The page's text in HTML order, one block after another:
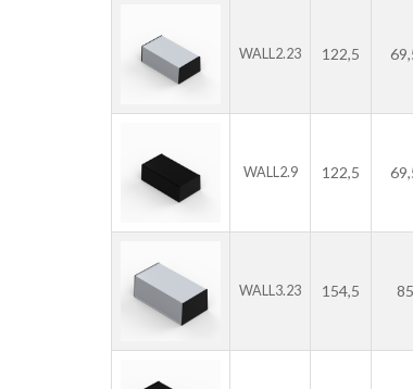
WALL2.23 122,5
WALL2.9 122,5
WALL3.23 154,5 85